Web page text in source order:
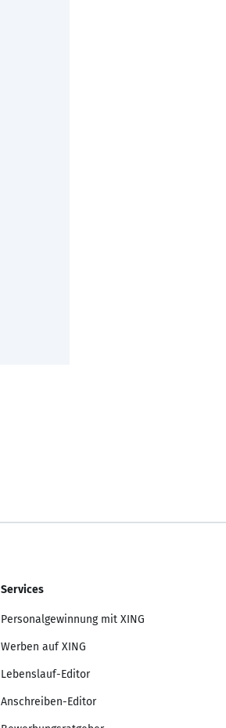
Services
Personalgewinnung mit XING
Werben auf XING
Lebenslauf-Editor
Anschreiben-Editor